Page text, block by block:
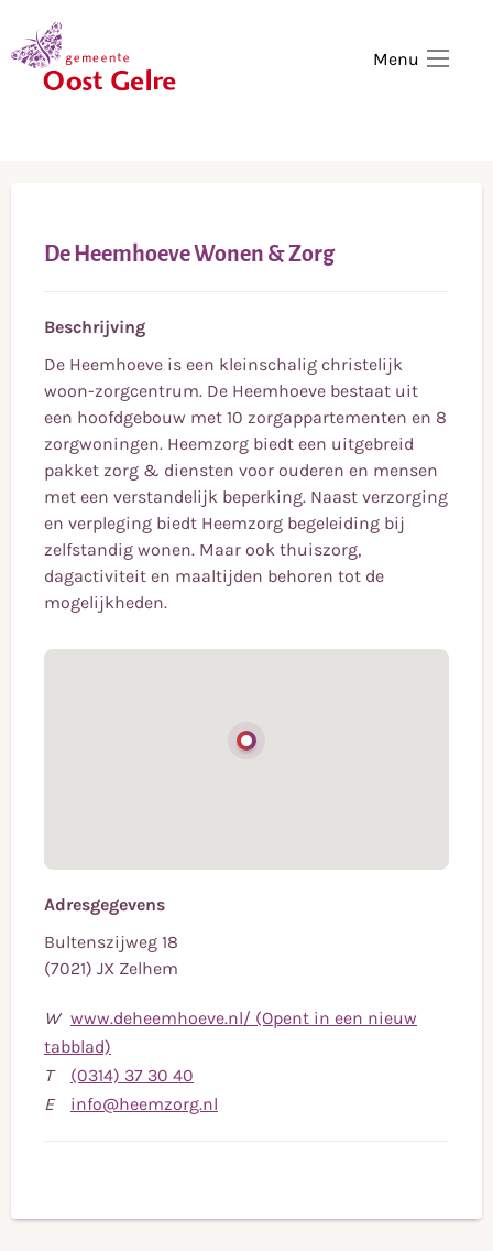
Menu
De Heemhoeve Wonen & Zorg
Beschrijving
De Heemhoeve is een kleinschalig christelijk
woon-zorgcentrum. De Heemhoeve bestaat uit
een hoofdgebouw met 10 zorgappartementen en 8
zorgwoningen. Heemzorg biedt een uitgebreid
pakket zorg & diensten voor ouderen en mensen
met een verstandelijk beperking. Naast verzorging
en verpleging biedt Heemzorg begeleiding bij
zelfstandig wonen. Maar ook thuiszorg,
dagactiviteit en maaltijden behoren tot de
mogelijkheden.
Adresgegevens
Bultenszijweg 18
(7021) JX Zelhem
W www.deheemhoeve.nl/ (Opent in een nieuw
tabblad)
T
(0314) 37 30 40
naar
30
E info@heemzorg.nl
naar